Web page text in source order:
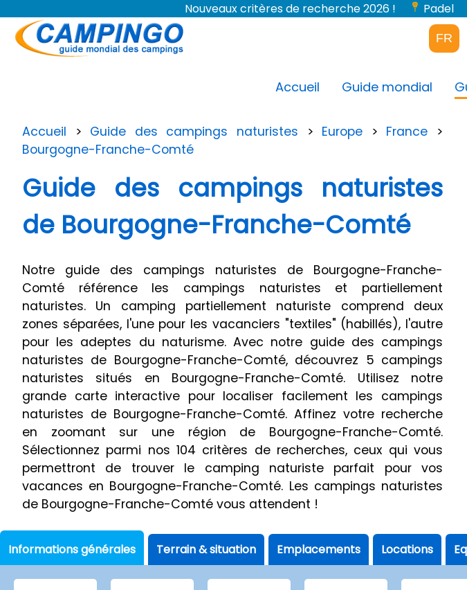
Nouveaux critères de recherche 2026 ! Padel
Accueil Guide mondial
FR
Accueil > Guide des campings naturistes > Europe > France >
Bourgogne-Franche-Comté
Guide des campings naturistes
de Bourgogne-Franche-Comté
Notre guide des campings naturistes de Bourgogne-Franche-
Comté référence les campings naturistes et partiellement
naturistes. Un camping partiellement naturiste comprend deux
zones séparées, l'une pour les vacanciers "textiles" (habillés), l'autre
pour les adeptes du naturisme. Avec notre guide des campings
naturistes de Bourgogne-Franche-Comté, découvrez 5 campings
naturistes situés en Bourgogne-Franche-Comté. Utilisez notre
grande carte interactive pour localiser facilement les campings
naturistes de Bourgogne-Franche-Comté. Affinez votre recherche
en zoomant sur une région de Bourgogne-Franche-Comté.
Sélectionnez parmi nos 104 critères de recherches, ceux qui vous
permettront de trouver le camping naturiste parfait pour vos
vacances en Bourgogne-Franche-Comté. Les campings naturistes
de Bourgogne-Franche-Comté vous attendent !
Informations générales Terrain & situation Emplacements Locations